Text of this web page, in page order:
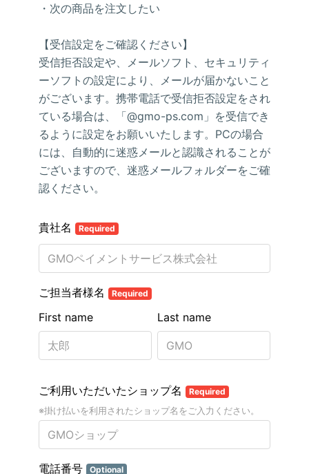
・次の商品を注文したい
【受信設定をご確認ください】
受信拒否設定や、メールソフト、セキュリティ
ーソフトの設定により、メールが届かないこと
がございます。携帯電話で受信拒否設定をされ
ている場合は、「@gmo-ps.com」を受信でき
るように設定をお願いいたします。PCの場合
には、自動的に迷惑メールと認識されることが
ございますので、迷惑メールフォルダーをご確
認ください。
貴社名 Required
ご担当者様名 Required
Last name
First name
ご利用いただいたショップ名 Required
※掛け払いを利用されたショップ名をご入力ください。
電話番号 Optional